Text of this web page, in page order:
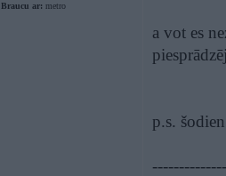
Braucu ar: metro
a vot es
p.s.